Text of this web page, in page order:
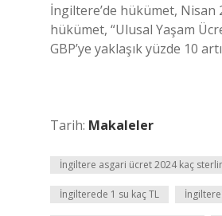
İngiltere’de hükümet, Nisan
hükümet, “Ulusal Yaşam
GBP’ye yaklaşık yüzde 10
Tarih: Makaleler
İngiltere asgari ücret 2024 kaç
İngilterede 1 su kaç TL